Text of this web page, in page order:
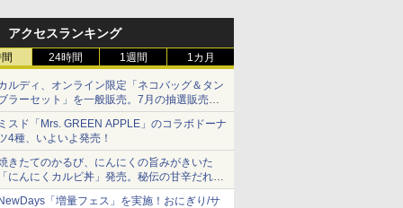
アクセスランキング
24時間 1週間 1カ月
ルディ、オンライン限定「ネコバッグ＆タン
ラーセット」を一般販売。7月の抽選販売の
選無効分
スド「Mrs. GREEN APPLE」のコラボドーナ
4種、いよいよ発売！
きたてのかるび、にんにくの旨みがきいた
にんにくカルビ丼」発売。秘伝の甘辛だれを
めた「豚カルビ丼」も復活
「増量フェス」を実施！おにぎり/サ